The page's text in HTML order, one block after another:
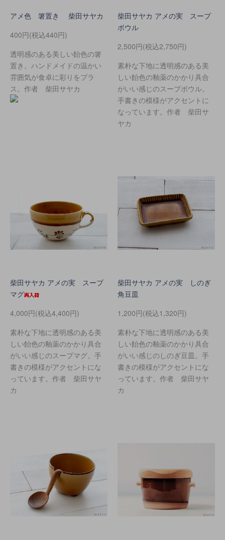
アメ色 箸置き 柴田サヤカ
400円(税込440円)
透明感のある美しい飴色の箸
置き。ハンドメイドの温かい
雰囲気が食卓に彩りをプラ
ス。作者 柴田サヤカ
柴田サヤカ アメの実 スープ
ボウル
2,500円(税込2,750円)
素朴な下地に透明感のある美
しい飴色の釉薬のかかり具合
がいい感じのスープボウル。
手書きの模様がアクセントに
なっています。作者 柴田サ
ヤカ
柴田サヤカ アメの実 スープ
マグ
4,000円(税込4,400円)
素朴な下地に透明感のある美
しい飴色の釉薬のかかり具合
がいい感じのスープマグ。手
書きの模様がアクセントにな
っています。作者 柴田サヤ
カ
柴田サヤカ アメの実 しのぎ
角豆皿
1,200円(税込1,320円)
素朴な下地に透明感のある美
しい飴色の釉薬のかかり具合
がいい感じのしのぎ豆皿。手
書きの模様がアクセントにな
っています。作者 柴田サヤ
カ